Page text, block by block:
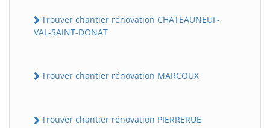
Trouver chantier rénovation CHATEAUNEUF-
VAL-SAINT-DONAT
Trouver chantier rénovation MARCOUX
Trouver chantier rénovation PIERRERUE